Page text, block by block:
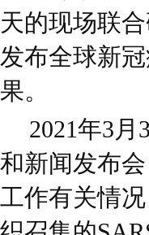
天的现场联
发布全球新
果。
2021年3
和新闻发布
工作有关情